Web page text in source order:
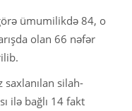
ümumilikdə 84, o
olan 66 nəfər
silah-
ilə bağlı 14 fakt